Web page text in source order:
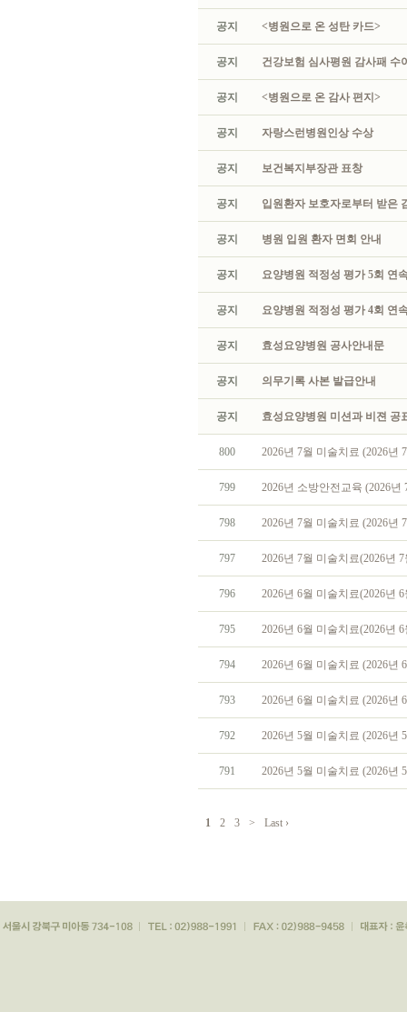
공지 <병원으로 온 성탄 카드>
공지 건강보험 심사평원 감사패 수
공지 <병원으로 온 감사 편지>
공지 자랑스런병원인상 수상
공지 보건복지부장관 표창
공지 입원환자 보호자로부터 받은
공지 병원 입원 환자 면회 안내
공지 요양병원 적정성 평가 5회 연
공지 요양병원 적정성 평가 4회 연
공지 효성요양병원 공사안내문
공지 의무기록 사본 발급안내
공지 효성요양병원 미션과 비젼 공
800 2026년 7월 미술치료 (2026년
799 2026년 소방안전교육 (2026년
798 2026년 7월 미술치료 (2026년
797 2026년 7월 미술치료(2026년 7
796 2026년 6월 미술치료(2026년 6
795 2026년 6월 미술치료(2026년 6
794 2026년 6월 미술치료 (2026년
793 2026년 6월 미술치료 (2026년
792 2026년 5월 미술치료 (2026년
791 2026년 5월 미술치료 (2026년
1 2 3 > Last ›